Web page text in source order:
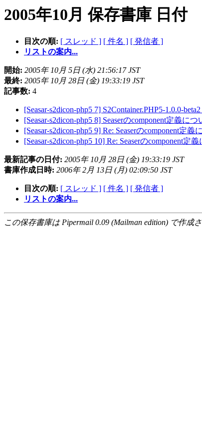
2005年10月 保存書庫 日付
目次の順: [ スレッド ] [ 件名 ] [ 発信者 ]
リストの案内...
開始: 2005年 10月 5日 (水) 21:56:17 JST
最終: 2005年 10月 28日 (金) 19:33:19 JST
記事数: 4
[Seasar-s2dicon-php5 7] S2Container.PHP5-1.0.0-
[Seasar-s2dicon-php5 8] Seaserのcomponent定義につ
[Seasar-s2dicon-php5 9] Re: Seaserのcomponent定義
[Seasar-s2dicon-php5 10] Re: Seaserのcomponent定
最新記事の日付: 2005年 10月 28日 (金) 19:33:19 JST
書庫作成日時: 2006年 2月 13日 (月) 02:09:50 JST
目次の順: [ スレッド ] [ 件名 ] [ 発信者 ]
リストの案内...
この保存書庫は Pipermail 0.09 (Mailman edition) で作成